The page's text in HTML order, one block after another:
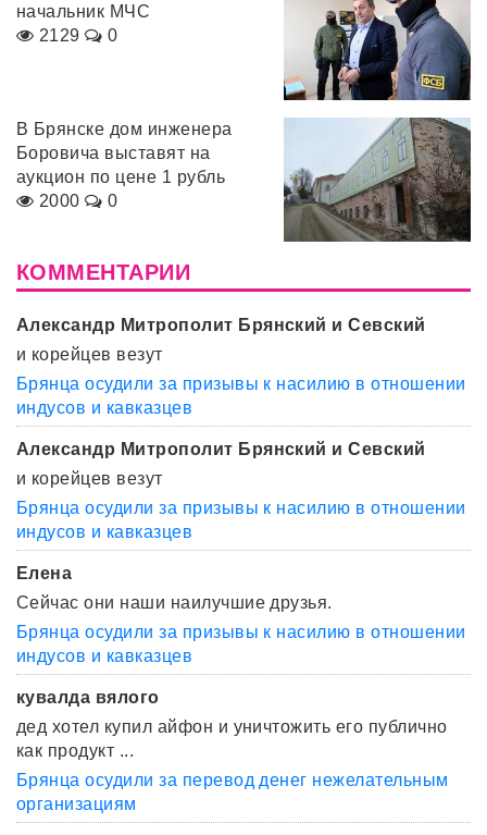
начальник МЧС
2129
0
В Брянске дом инженера
Боровича выставят на
аукцион по цене 1 рубль
2000
0
КОММЕНТАРИИ
Александр Митрополит Брянский и Севский
и корейцев везут
Брянца осудили за призывы к насилию в отношении
индусов и кавказцев
Александр Митрополит Брянский и Севский
и корейцев везут
Брянца осудили за призывы к насилию в отношении
индусов и кавказцев
Елена
Сейчас они наши наилучшие друзья.
Брянца осудили за призывы к насилию в отношении
индусов и кавказцев
кувалда вялого
дед хотел купил айфон и уничтожить его публично
как продукт ...
Брянца осудили за перевод денег нежелательным
организациям